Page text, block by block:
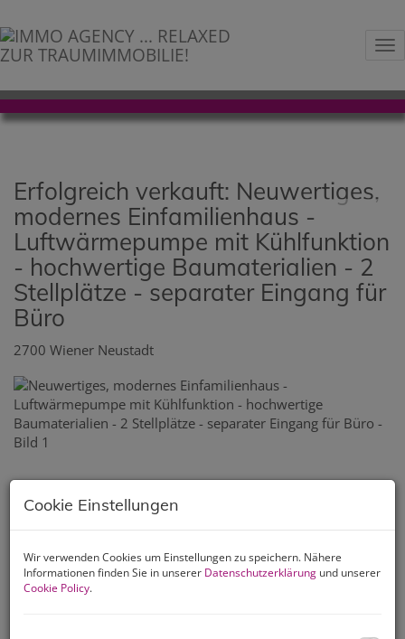
Erfolgreich verkauft: Neuwertiges,
modernes Einfamilienhaus -
Luftwärmepumpe mit Kühlfunktion
- hochwertige Baumaterialien - 2
Stellplätze - separater Eingang für
Büro
2700 Wiener Neustadt
Cookie Einstellungen
Wir verwenden Cookies um Einstellungen zu speichern. Nähere
Informationen finden Sie in unserer Datenschutzerklärung und unserer
Cookie Policy.